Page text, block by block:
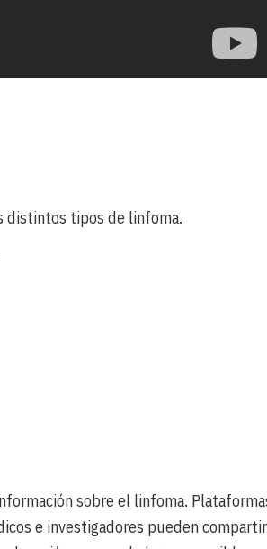
distintos tipos de linfoma.
sobre el linfoma.
e investigadores pueden